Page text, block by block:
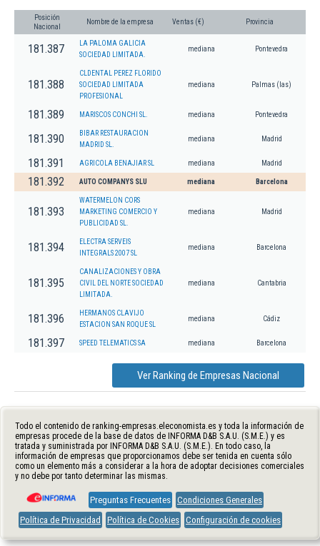
Posición
Nacional
Nombre de la empresa Ventas (€) Provincia
181.387
LA PALOMA GALICIA
SOCIEDAD LIMITADA.
mediana Pontevedra
181.388
CLDENTAL PEREZ FLORIDO
SOCIEDAD LIMITADA
PROFESIONAL
mediana Palmas (las)
181.389 MARISCOS CONCHI SL. mediana Pontevedra
181.390
BIBAR RESTAURACION
MADRID SL.
mediana Madrid
181.391 AGRICOLA BENAJIAR SL mediana Madrid
181.392 AUTO COMPANYS SLU mediana Barcelona
181.393
WATERMELON CORS
MARKETING COMERCIO Y
PUBLICIDAD SL.
mediana Madrid
181.394
ELECTRA SERVEIS
INTEGRALS 2007 SL
mediana Barcelona
181.395
CANALIZACIONES Y OBRA
CIVIL DEL NORTE SOCIEDAD
LIMITADA.
mediana Cantabria
181.396
HERMANOS CLAVIJO
ESTACION SAN ROQUE SL
mediana Cádiz
181.397 SPEED TELEMATICS SA mediana Barcelona
Ver Ranking de Empresas Nacional
Todo el contenido de ranking-empresas.eleconomista.es y toda la información de
empresas procede de la base de datos de INFORMA D&B S.A.U. (S.M.E.) y es
tratada y suministrada por INFORMA D&B S.A.U. (S.M.E.). En todo caso, la
información de empresas que proporcionamos debe ser tenida en cuenta sólo
como un elemento más a considerar a la hora de adoptar decisiones comerciales
y no debe por tanto determinar las mismas.
Preguntas Frecuentes Condiciones Generales
Política de Privacidad
Política de Cookies Configuración de cookies